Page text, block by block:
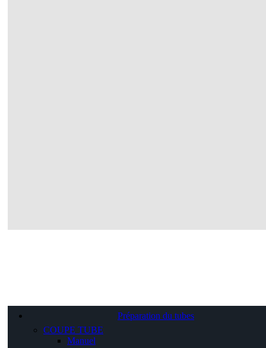
Préparation du tubes
COUPE TUBE
Manuel